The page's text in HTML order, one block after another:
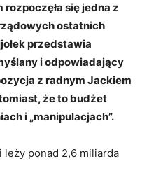
się jedna z
ostatnich
przedstawia
i odpowiadający
z radnym Jackiem
że to budżet
i „manipulacjach”.
leży ponad 2,6 miliarda